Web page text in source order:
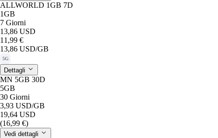
ALLWORLD 1GB 7D
1GB
7 Giorni
13,86 USD
11,99 €
13,86 USD/GB
5G
Dettagli
MN 5GB 30D
5GB
30 Giorni
3,93 USD/GB
19,64 USD
(16,99 €)
Vedi dettagli